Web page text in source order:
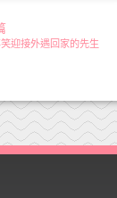
迎接外遇回家的先生